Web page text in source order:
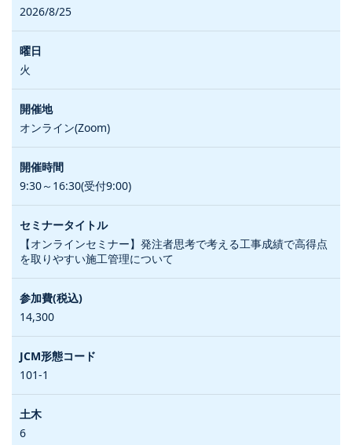
2026/8/25
火
オンライン(Zoom)
9:30～16:30(受付9:00)
【オンラインセミナー】発注者思考で考える工事成績で高得点
を取りやすい施工管理について
14,300
101-1
6